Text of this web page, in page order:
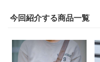
今回紹介する商品一覧